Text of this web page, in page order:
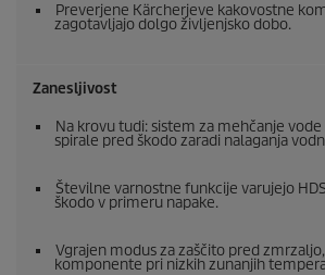
Preverjene Kärcherjeve kakovostne
zagotavljajo dolgo življenjsko dobo.
Zanesljivost
Na krovu tudi: sistem za mehčanje
spirale pred škodo zaradi nalaganja
Številne varnostne funkcije varujejo
škodo v primeru napake.
Vgrajen modus za zaščito pred
komponente pri nizkih zunanjih